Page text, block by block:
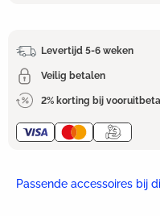
Levertijd 5-6 weken
Veilig betalen
2% korting bij
Passende accessoires bij